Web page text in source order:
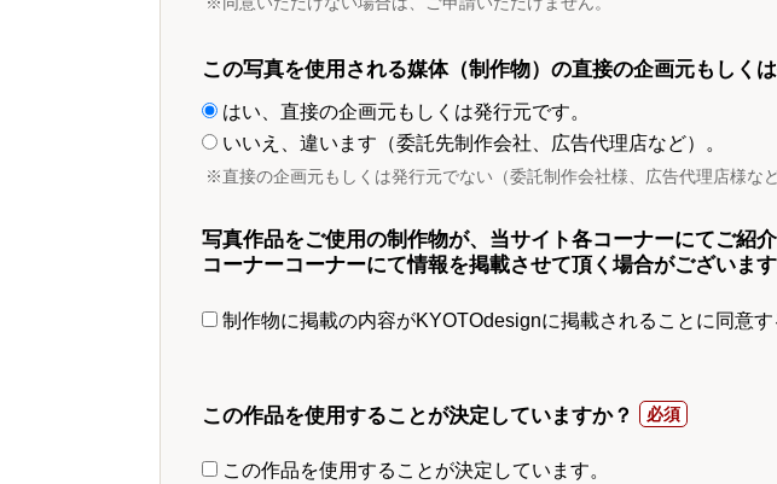
この写真を使用される媒体（制作物）の直接の企画元もしく
はい、直接の企画元もしくは発行元です。
いいえ、違います（委託先制作会社、広告代理店など）。
※直接の企画元もしくは発行元でない（委託制作会社様、広告代理店様な
写真作品をご使用の制作物が、当サイト各コーナーにてご紹
コーナーコーナーにて情報を掲載させて頂く場合がございます
制作物に掲載の内容がKYOTOdesignに掲載されることに同意す
この作品を使用することが決定していますか？
この作品を使用することが決定しています。